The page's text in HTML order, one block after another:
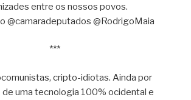
entre os nossos povos.
@camaradeputados @RodrigoMaia
***
cripto-idiotas. Ainda por
de uma tecnologia 100% ocidental e